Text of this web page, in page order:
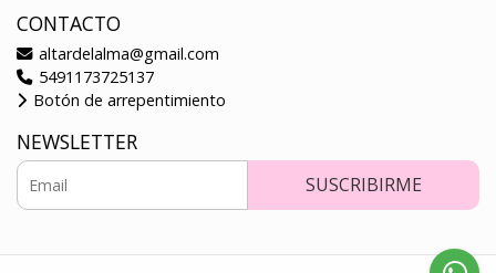
CONTACTO
altardelalma@gmail.com
5491173725137
Botón de arrepentimiento
NEWSLETTER
SUSCRIBIRME